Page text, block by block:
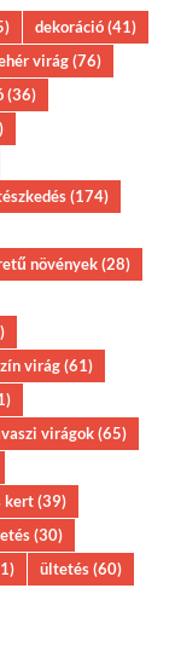
dekoráció(41)
virág(76)
(36)
(174)
növények(28)
virág(61)
virágok(65)
kert(39)
(30)
ültetés(60)